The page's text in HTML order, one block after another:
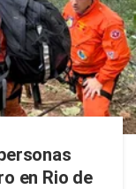
en Rio de